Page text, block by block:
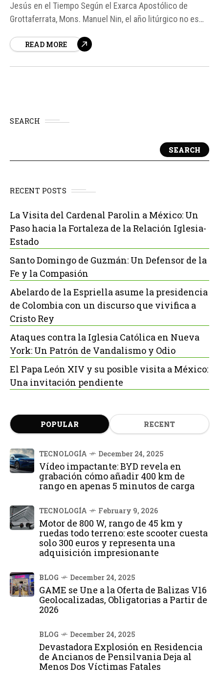
Jesús en el Tiempo Según el Exarca Apostólico de
Grottaferrata, Mons. Manuel Nin, el año litúrgico no es
manifestación misma del misterio de Jesús en el
READ MORE
SEARCH
SEARCH
RECENT POSTS
La Visita del Cardenal Parolin a México: Un
Paso hacia la Fortaleza de la Relación Iglesia-
Estado
Santo Domingo de Guzmán: Un Defensor de la
Fe y la Compasión
Abelardo de la Espriella asume la presidencia
de Colombia con un discurso que vivifica a
Cristo Rey
Ataques contra la Iglesia Católica en Nueva
York: Un Patrón de Vandalismo y Odio
El Papa León XIV y su posible visita a México:
Una invitación pendiente
POPULAR RECENT
TECNOLOGÍA December 24, 2025
Vídeo impactante: BYD revela en
grabación cómo añadir 400 km de
rango en apenas 5 minutos de carga
TECNOLOGÍA February 9, 2026
Motor de 800 W, rango de 45 km y
ruedas todo terreno: este scooter cuesta
solo 300 euros y representa una
adquisición impresionante
BLOG December 24, 2025
GAME se Une a la Oferta de Balizas V16
Geolocalizadas, Obligatorias a Partir de
2026
BLOG December 24, 2025
Devastadora Explosión en Residencia
de Ancianos de Pensilvania Deja al
Menos Dos Víctimas Fatales